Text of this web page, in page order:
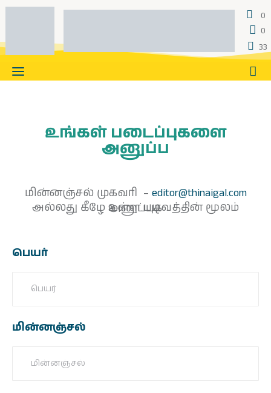
0
0
33
தொடர்கள்
உங்கள் படைப்புகளை
அனுப்ப
மின்னஞ்சல் முகவரி – editor@thinaigal.com
அல்லது கீழே உள்ள படிவத்தின் மூலம் அனுப்புக
பெயர்
மின்னஞ்சல்